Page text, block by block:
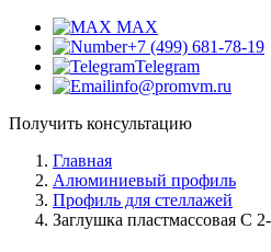
MAX
+7 (499) 681-78-19
Telegram
info@promvm.ru
Получить консультацию
Главная
Алюминиевый профиль
Профиль для стеллажей
Заглушка пластмассовая С